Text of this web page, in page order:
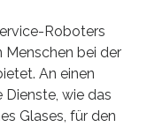
Roboters
Menschen bei der
An einen
wie das
Glases, für den